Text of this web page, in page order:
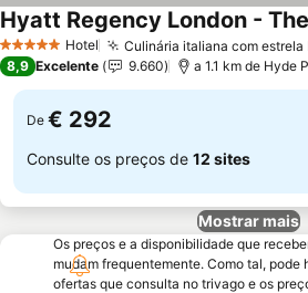
5 Estrelas Hotel Culinária italiana com estrela
Hyatt Regency London -
8,9 Excelente 9.660 a 1.1 km de Hyde
De € 292
Consulte os preços de 12 sites
Mostrar mais
Os preços e a disponibilidade que
mudam frequentemente. Como tal, pode
ofertas que consulta no trivago e os